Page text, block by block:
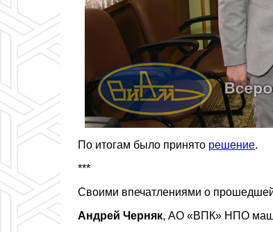
По итогам было принято решение.
***
Своими впечатлениями о
Андрей Черняк, АО «ВПК» НПО